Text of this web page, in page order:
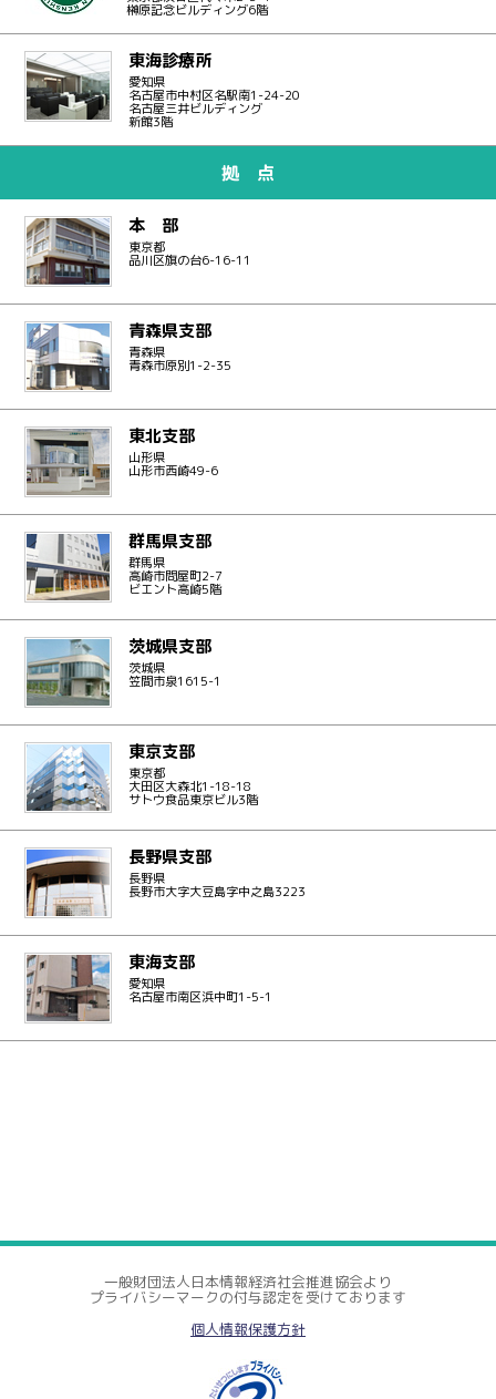
榊原記念ビルディング6階
東海診療所
愛知県
名古屋市中村区名駅南1-24-20
名古屋三井ビルディング
新館3階
拠 点
本 部
東京都
品川区旗の台6-16-11
青森県支部
青森県
青森市原別1-2-35
東北支部
山形県
山形市西崎49-6
群馬県支部
群馬県
高崎市問屋町2-7
ビエント高崎5階
茨城県支部
茨城県
笠間市泉1615-1
東京支部
東京都
大田区大森北1-18-18
サトウ食品東京ビル3階
長野県支部
長野県
長野市大字大豆島字中之島3223
東海支部
愛知県
名古屋市南区浜中町1-5-1
一般財団法人日本情報経済社会推進協会より
プライバシーマークの付与認定を受けております
個人情報保護方針